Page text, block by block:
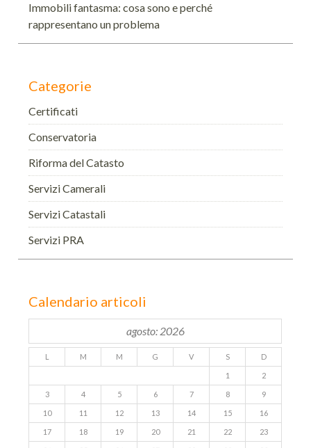
Immobili fantasma: cosa sono e perché
rappresentano un problema
Categorie
Certificati
Conservatoria
Riforma del Catasto
Servizi Camerali
Servizi Catastali
Servizi PRA
Calendario articoli
agosto: 2026
L M M G V S D
1 2
3 4 5 6 7 8 9
10 11 12 13 14 15 16
17 18 19 20 21 22 23